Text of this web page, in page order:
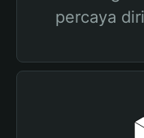
percaya